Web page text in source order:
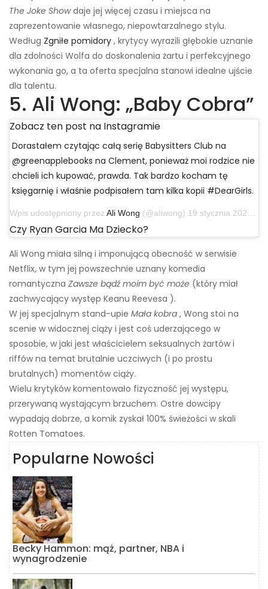
The Joke Showdaje jej więcej czasu i miejsca na
zaprezentowanie własnego, niepowtarzalnego stylu.
Według Zgniłe pomidory , krytycy wyrazili głębokie uznanie
dla zdolności Wolfa do doskonalenia żartu i perfekcyjnego
wykonania go, a ta oferta specjalna stanowi idealne ujście
dla talentu.
5. Ali Wong: „Baby Cobra”
Zobacz ten post na Instagramie
Dorastałem czytając całą serię Babysitters Club na
@greenapplebooks na Clement, ponieważ moi rodzice nie
chcieli ich kupować, prawda. Tak bardzo kocham tę
księgarnię i właśnie podpisałem tam kilka kopii #DearGirls.
Wpis udostępniony przez Ali Wong (@aliwong) 19 stycznia 2020 o 10:30 czasu PST
Czy Ryan Garcia Ma Dziecko?
Ali Wong miała silną i imponującą obecność w serwisie
Netflix, w tym jej powszechnie uznany komedia
romantyczna Zawsze bądź moim być może (który miał
zachwycający występ Keanu Reevesa ).
W jej specjalnym stand-upie Mała kobra , Wong stoi na
scenie w widocznej ciąży i jest coś uderzającego w
sposobie, w jaki jest właścicielem seksualnych żartów i
riffów na temat brutalnie uczciwych (i po prostu
brutalnych) momentów ciąży.
Wielu krytyków komentowało fizyczność jej występu,
przerywaną wystającym brzuchem. Ostre dowcipy
wypadają dobrze, a komik zyskał 100% świeżości w skali
Rotten Tomatoes.
Popularne Nowości
Becky Hammon: mąż, partner, NBA i
wynagrodzenie